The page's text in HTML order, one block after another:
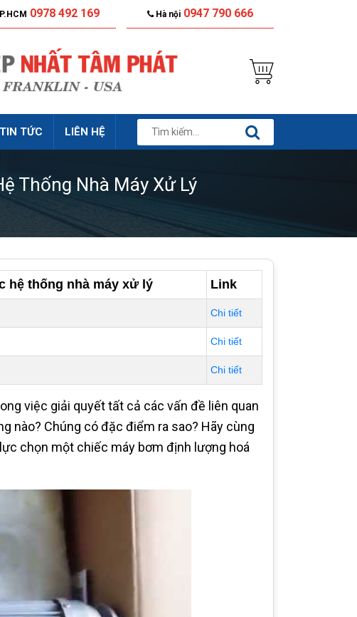
0978 492 169 Hà nội 0947 790 666
TIN TỨC LIÊN HỆ
Thống Nhà Máy Xử Lý
hệ thống nhà máy xử lý
Link
Chi tiết
Chi tiết
Chi tiết
việc giải quyết tất cả các vấn đề liên quan
nào? Chúng có đặc điểm ra sao? Hãy cùng
chọn một chiếc máy bơm định lượng hoá